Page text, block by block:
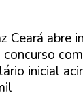
Ceará abre
concurso
inicial